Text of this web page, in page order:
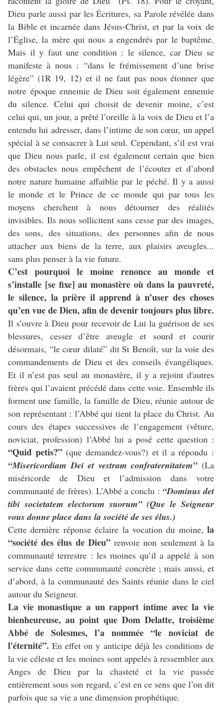
Dieu parle aussi par les Écritures, sa Parole révélée dans
la Bible et incarnée dans Jésus-Christ, et par la voix de
l’Église, la mère qui nous a engendrés par le baptême.
Mais il y faut une condition : le silence, car Dieu se
manifeste à nous : “dans le frémissement d’une brise
légère” (1R 19, 12) et il ne faut pas nous étonner que
notre époque ennemie de Dieu soit également ennemie
du silence. Celui qui choisit de devenir moine, c’est
celui qui, un jour, a prêté l’oreille à la voix de Dieu et l’a
entendu lui adresser, dans l’intime de son cœur, un appel
spécial à se consacrer à Lui seul. Cependant, s’il est vrai
que Dieu nous parle, il est également certain que bien
des obstacles nous empêchent de l’écouter et d’abord
notre nature humaine affaiblie par le péché. Il y a aussi
le monde et le Prince de ce monde qui par tous les
moyens cherchent à nous détourner des réalités
invisibles. Ils nous sollicitent sans cesse par des images,
des sons, des situations, des personnes afin de nous
attacher aux biens de la terre, aux plaisirs aveugles...
sans plus penser à la vie future.
C’est pourquoi le moine renonce au monde et
s’installe [se fixe] au monastère où dans la pauvreté,
le silence, la prière il apprend à n’user des choses
qu’en vue de Dieu, afin de devenir toujours plus libre.
Il s’ouvre à Dieu pour recevoir de Lui la guérison de ses
blessures, cesser d’être aveugle et sourd et courir
désormais, “le cœur dilaté” dit St Benoît, sur la voie des
commandements de Dieu et des conseils évangéliques.
Et il n’est pas seul au monastère, il y a rejoint d'autres
frères qui l’avaient précédé dans cette voie. Ensemble ils
forment une famille, la famille de Dieu, réunie autour de
son représentant : l’Abbé qui tient la place du Christ. Au
cours des étapes successives de l’engagement (vêture,
noviciat, profession) l’Abbé lui a posé cette question :
“Quid petis?”(que demandez-vous?) et il a répondu :
“Misericordiam Dei et vestram confraternitatem”(La
miséricorde de Dieu et l’admission dans votre
communauté de frères). L’Abbé a conclu : “Dominus det
tibi societatem electorum suorum” (Que le Seigneur
vous donne place dans la société de ses élus.)
Cette dernière réponse éclaire la vocation du moine, la
“société des élus de Dieu”renvoie non seulement à la
communauté terrestre : les moines qu’il a appelé à son
service dans cette communauté concrète ; mais aussi, et
d’abord, à la communauté des Saints réunie dans le ciel
autour du Seigneur.
La vie monastique a un rapport intime avec la vie
bienheureuse, au point que Dom Delatte, troisième
Abbé de Solesmes, l’a nommée “le noviciat de
l'éternité”. En effet on y anticipe déjà les conditions de
la vie céleste et les moines sont appelés à ressembler aux
Anges de Dieu par la chasteté et la vie passée
entièrement sous son regard, c’est en ce sens que l’on dit
parfois que sa vie a une dimension prophétique.